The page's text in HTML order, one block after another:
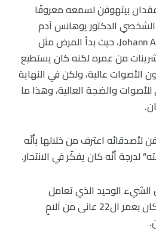
بيتهوفن لسمعه معروفًا
الشخصي الدكتور يوهانس آدم
شميدت/ Johann Adam Schmidt، حيث بدأ المرض مثل
من عمره لكنه كان يستطيع
الأصوات عالية، ولكن في النهاية
والضجة العالية، وهذا ما
لأصدقائه اعترف من خلالها بأنّه
أنّه كان يفكّر في الانتحار.
الوحيد الذي تعامل
بيتهوفن معه، فمنذ أن كان بعمر ال22 عانى من آلامٍ